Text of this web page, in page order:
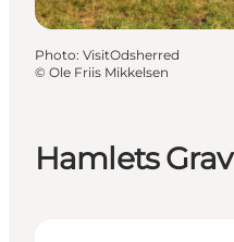
Hamlets Grav
Photo: VisitOdsherred
© Ole Friis Mikkelsen